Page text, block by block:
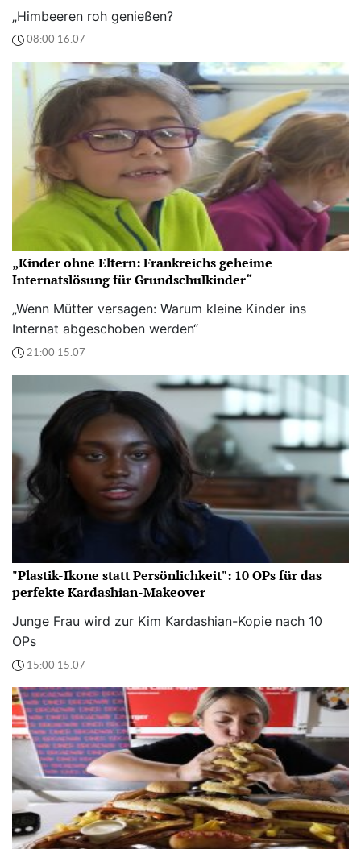
„Himbeeren roh genießen?
08:00 16.07
„Kinder ohne Eltern: Frankreichs geheime
Internatslösung für Grundschulkinder“
„Wenn Mütter versagen: Warum kleine Kinder ins
Internat abgeschoben werden“
21:00 15.07
"Plastik-Ikone statt Persönlichkeit": 10 OPs für das
perfekte Kardashian-Makeover
Junge Frau wird zur Kim Kardashian-Kopie nach 10
OPs
15:00 15.07